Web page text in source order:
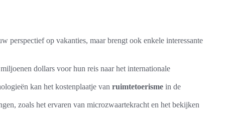
perspectief op vakanties, maar brengt ook enkele interessante
dollars voor hun reis naar het internationale
kan het kostenplaatje van ruimtetoerisme in de
zoals het ervaren van microzwaartekracht en het bekijken